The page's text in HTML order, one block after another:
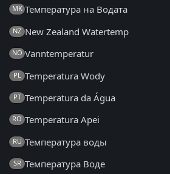
MK Температура на Водата
NZ New Zealand Watertemp
NO Vanntemperatur
PL Temperatura Wody
PT Temperatura da Água
RO Temperatura Apei
RU Температура воды
SR Температура Воде